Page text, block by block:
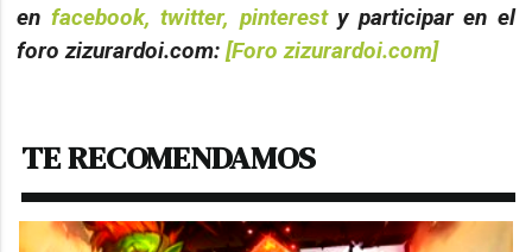
en facebook, twitter, pinteresty participar en el
foro zizurardoi.com:[Foro zizurardoi.com]
TE RECOMENDAMOS